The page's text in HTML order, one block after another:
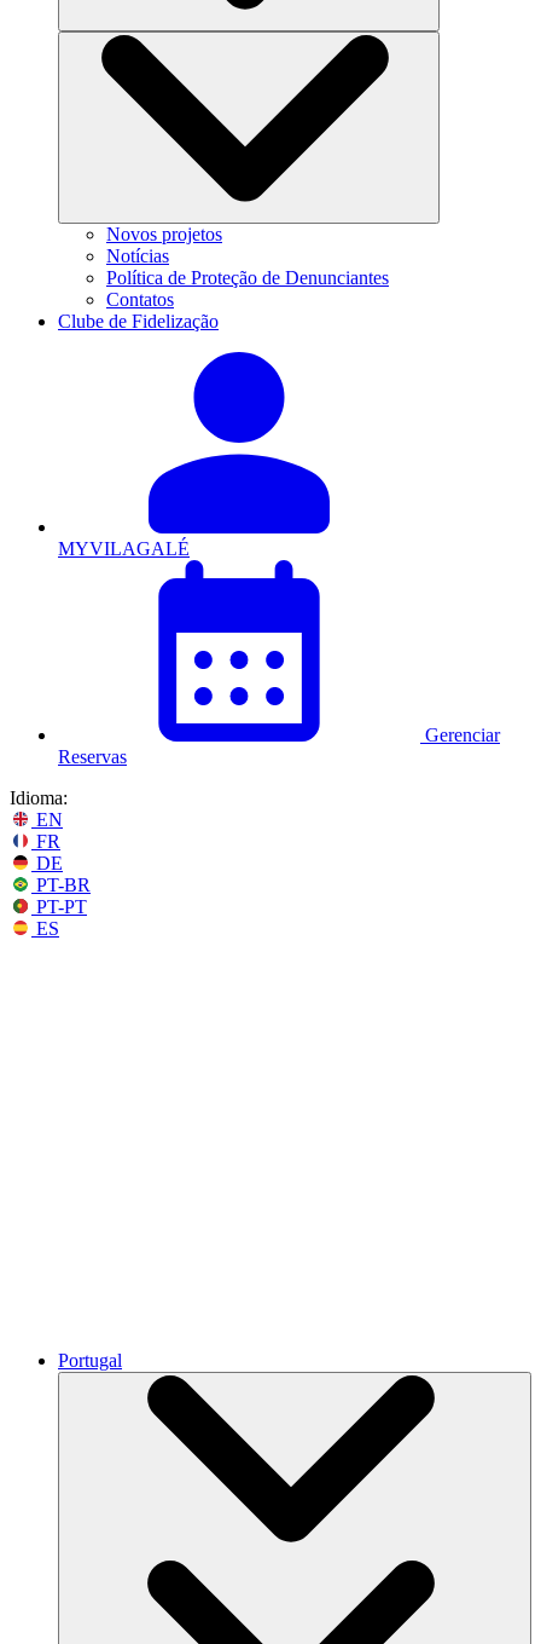
Novos projetos
Notícias
Política de Proteção de Denunciantes
Contatos
Clube de Fidelização
MYVILAGALÉ
Gerenciar
Reservas
Idioma:
EN
FR
DE
PT-BR
PT-PT
ES
Portugal